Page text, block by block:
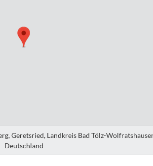
Geretsried, Landkreis Bad Tölz-
Deutschland